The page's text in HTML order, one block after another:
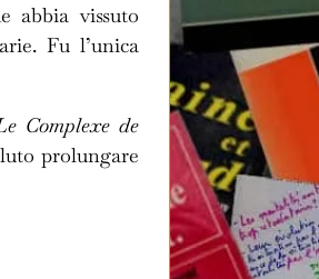
abbia vissuto
Fu l’unica
Complexe de
prolungare